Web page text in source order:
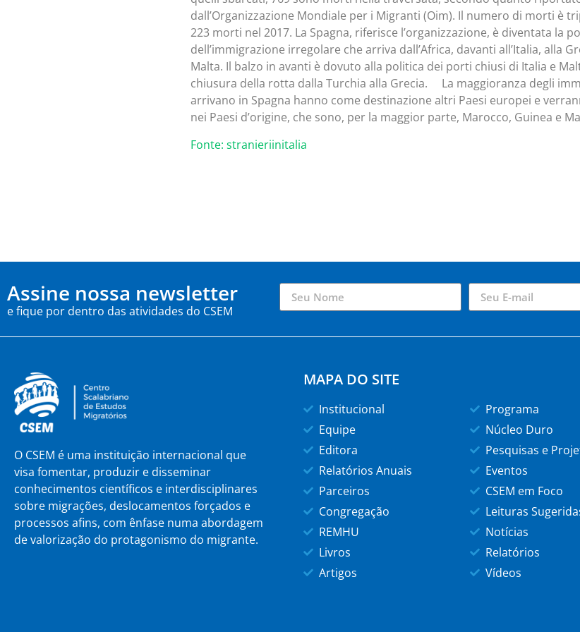
dall’Organizzazione Mondiale per i Migranti (Oim). Il numero di morti è
223 morti nel 2017. La Spagna, riferisce l’organizzazione, è diventata la
dell’immigrazione irregolare che arriva dall’Africa, davanti all’Italia, alla
Malta. Il balzo in avanti è dovuto alla politica dei porti chiusi di Italia e
chiusura della rotta dalla Turchia alla Grecia. La maggioranza degli
arrivano in Spagna hanno come destinazione altri Paesi europei e
nei Paesi d’origine, che sono, per la maggior parte, Marocco, Guinea e
Fonte: stranieriinitalia
Assine nossa newsletter
e fique por dentro das atividades do CSEM
O CSEM é uma instituição internacional que
visa fomentar, produzir e disseminar
conhecimentos científicos e interdisciplinares
sobre migrações, deslocamentos forçados e
processos afins, com ênfase numa abordagem
de valorização do protagonismo do migrante.
MAPA DO SITE
Institucional
Equipe
Editora
Relatórios Anuais
Parceiros
Congregação
REMHU
Livros
Artigos
Programa
Núcleo Duro
Pesquisas e
Eventos
CSEM em Foco
Leituras
Notícias
Relatórios
Vídeos